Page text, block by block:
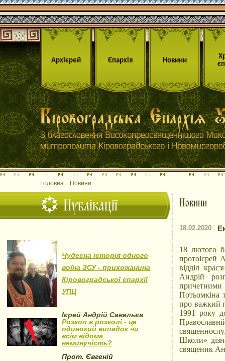
Архієрей Єпархія Новини
Головна Новини
Публікації
Чудесна історія одного
воїна ЗСУ - прихожанина
Кіровоградської єпархії
УПЦ
Ієрей Андрій Савельєв
Розкол в розколі - це
одинокий випадок чи
всім відома
неминучість?
Прот. Євгеній
Новини
18.02.2020
18 лютого
протоієрей
відділ
Андрій
причетними
Потьомкіна
про важкий
1991 року
Школи»
священик